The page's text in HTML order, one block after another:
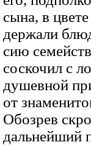
сына, в
держали
сию
соскочил с
душевной
от
Обозрев
дальнейший